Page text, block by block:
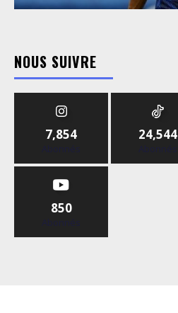
NOUS SUIVRE
7,854
Abonnés
24,544
Abonnés
850
Abonnés